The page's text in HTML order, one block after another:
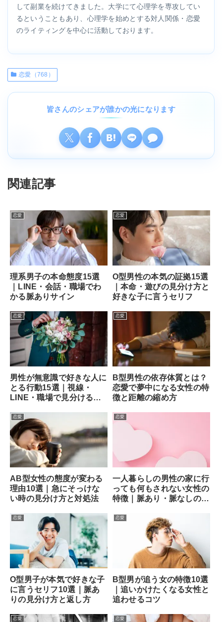
して副業を続けてきました。大学にて心理学を専攻してい
るということもあり、心理学を始めとする対人関係・恋愛
のライティングを中心に活動しております。
恋愛（768）
皆さんのシェアが誰かの光になります
関連記事
恋愛
理系男子の本命態度15選
｜LINE・会話・職場でわ
かる脈ありサイン
恋愛
O型男性の本気の証拠15選
｜本命・遊びの見分け方と
好きな子に言うセリフ
恋愛
男性が無意識で好きな人に
とる行動15選｜視線・
LINE・職場で見分ける方
恋愛
B型男性の依存体質とは？
恋愛で夢中になる女性の特
徴と距離の縮め方
恋愛
AB型女性の態度が変わる
理由10選｜急にそっけな
い時の見分け方と対処法
恋愛
一人暮らしの男性の家に行
っても何もされない女性の
特徴｜脈あり・脈なしの見
恋愛
O型男子が本気で好きな子
に言うセリフ10選｜脈あ
りの見分け方と返し方
恋愛
B型男が追う女の特徴10選
｜追いかけたくなる女性と
追わせるコツ
恋愛 恋愛